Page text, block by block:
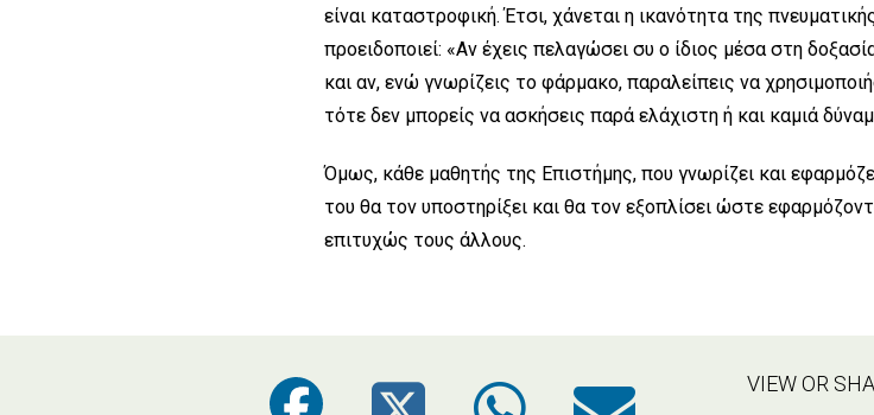
είναι καταστροφική. Έτσι, χάνεται η ικανότητα της
προειδοποιεί: «Αν έχεις πελαγώσει συ ο ίδιος μέσα στη
και αν, ενώ γνωρίζεις το φάρμακο, παραλείπεις να
τότε δεν μπορείς να ασκήσεις παρά ελάχιστη ή και καμιά
Όμως, κάθε μαθητής της Επιστήμης, που γνωρίζει και
του θα τον υποστηρίξει και θα τον εξοπλίσει ώστε
επιτυχώς τους άλλους.
FacebookTwitterWhatsApp
EmailVIEW OR